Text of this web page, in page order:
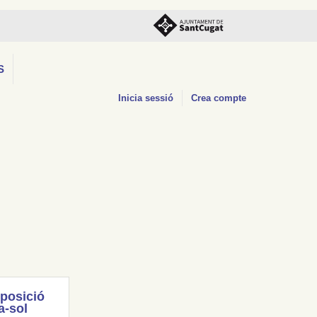
Inicia sessió Crea compte
sol